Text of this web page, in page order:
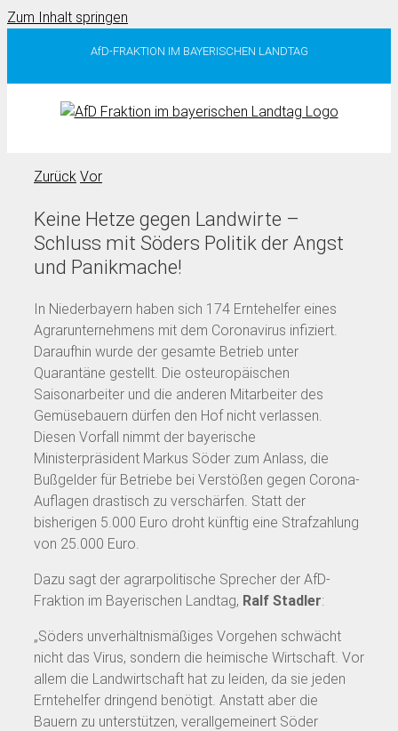
Zum Inhalt springen
AfD-FRAKTION IM BAYERISCHEN LANDTAG
Zurück Vor
Keine Hetze gegen Landwirte –
Schluss mit Söders Politik der Angst
und Panikmache!
In Niederbayern haben sich 174 Erntehelfer eines
Agrarunternehmens mit dem Coronavirus infiziert.
Daraufhin wurde der gesamte Betrieb unter
Quarantäne gestellt. Die osteuropäischen
Saisonarbeiter und die anderen Mitarbeiter des
Gemüsebauern dürfen den Hof nicht verlassen.
Diesen Vorfall nimmt der bayerische
Ministerpräsident Markus Söder zum Anlass, die
Bußgelder für Betriebe bei Verstößen gegen Corona-
Auflagen drastisch zu verschärfen. Statt der
bisherigen 5.000 Euro droht künftig eine Strafzahlung
von 25.000 Euro.
Dazu sagt der agrarpolitische Sprecher der AfD-
Fraktion im Bayerischen Landtag, Ralf Stadler:
„Söders unverhältnismäßiges Vorgehen schwächt
nicht das Virus, sondern die heimische Wirtschaft. Vor
allem die Landwirtschaft hat zu leiden, da sie jeden
Erntehelfer dringend benötigt. Anstatt aber die
Bauern zu unterstützen, verallgemeinert Söder